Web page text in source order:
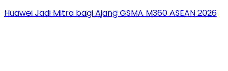
Huawei Jadi Mitra bagi Ajang GSMA M360 ASEAN 2026